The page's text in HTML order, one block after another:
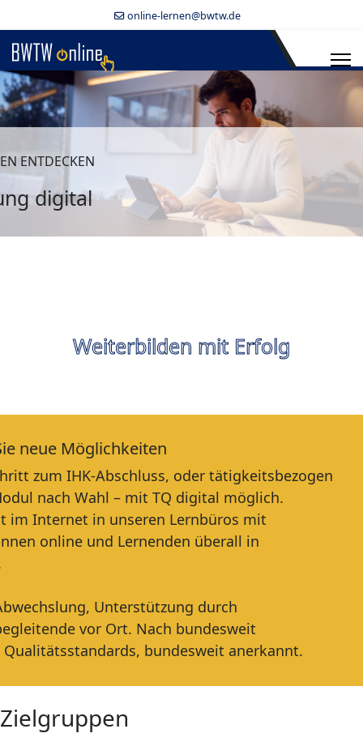
online-lernen@bwtw.de
ENTDECKEN
digital
Weiterbilden mit Erfolg
neue Möglichkeiten
zum IHK-Abschluss, oder tätigkeitsbezogen
nach Wahl – mit TQ digital möglich.
im Internet in unseren Lernbüros mit
online und Lernenden überall in
Unterstützung durch
vor Ort. Nach bundesweit
bundesweit anerkannt.
Zielgruppen